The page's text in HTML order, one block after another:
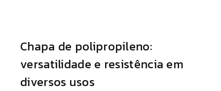
Chapa de polipropileno:
versatilidade e resistência em
diversos usos